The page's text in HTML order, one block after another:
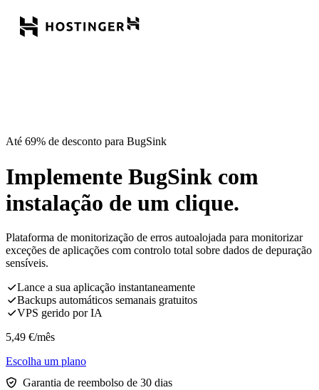
Até 69% de desconto para BugSink
Implemente BugSink com
instalação de um clique.
Plataforma de monitorização de erros autoalojada para monitorizar
exceções de aplicações com controlo total sobre dados de depuração
sensíveis.
Lance a sua aplicação instantaneamente
Backups automáticos semanais gratuitos
VPS gerido por IA
5,49 €/mês
Escolha um plano
Garantia de reembolso de 30 dias